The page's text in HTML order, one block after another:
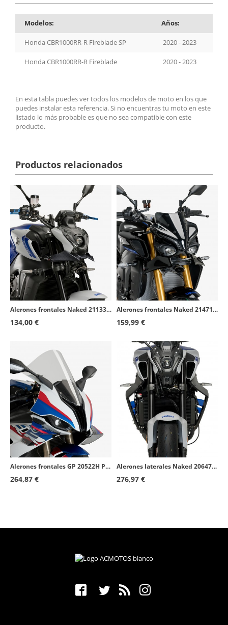
Modelos: Años:
Honda CBR1000RR-R Fireblade SP 2020 - 2023
Honda CBR1000RR-R Fireblade 2020 - 2023
En esta tabla puedes ver todos los modelos de moto en los que
puedes instalar esta referencia. Si no encuentras tu moto en este
listado lo más probable es que no sea compatible con este
producto.
Productos relacionados
Alerones frontales Naked 21133C Puig Yamaha MT-09 (21-23) Símil carbono
134,00 €
Alerones frontales Naked 21471N Puig Yamaha MT-10 (22-26) Negro
159,99 €
Alerones frontales GP 20522H Puig BMW S1000RR (19-22) Ahumado
264,87 €
Alerones laterales Naked 20647N Puig Yamaha MT-09 (21-23) Negro
276,97 €